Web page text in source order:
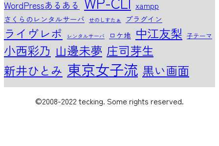
WordPressあるある xampp
さくらのレンタルサーバ せのしすたぁ プラグイン
ライヴレポ レンタルサーバ ロケ地 中江友梨 子テーマ
小西彩乃 山邊未夢 庄司芽生
新井ひとみ 東京女子流 黒い画面
©2008-2022 tecking. Some rights reserved.